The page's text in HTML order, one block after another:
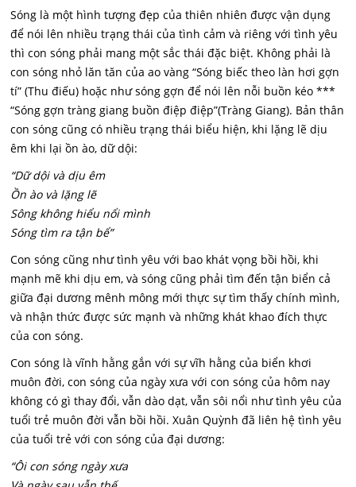
Sóng là một hình tượng đẹp của thiên nhiên được vận dụng
để nói lên nhiều trạng thái của tình cảm và riêng với tình yêu
thì con sóng phải mang một sắc thái đặc biệt. Không phải là
con sóng nhỏ lăn tăn của ao vàng “Sóng biếc theo làn hơi gợn
tí” (Thu điếu) hoặc như sóng gợn để nói lên nỗi buồn kéo ***
“Sóng gợn tràng giang buồn điệp điệp”(Tràng Giang). Bản thân
con sóng cũng có nhiều trạng thái biểu hiện, khi lặng lẽ dịu
êm khi lại ồn ào, dữ dội:
“Dữ dội và dịu êm
Ồn ào và lặng lẽ
Sông không hiểu nổi mình
Sóng tìm ra tận bể”
Con sóng cũng như tình yêu với bao khát vọng bồi hồi, khi
mạnh mẽ khi dịu em, và sóng cũng phải tìm đến tận biển cả
giữa đại dương mênh mông mới thực sự tìm thấy chính mình,
và nhận thức được sức mạnh và những khát khao đích thực
của con sóng.
Con sóng là vĩnh hằng gắn với sự vĩh hằng của biển khơi
muôn đời, con sóng của ngày xưa với con sóng của hôm nay
không có gì thay đổi, vẫn dào dạt, vẫn sôi nổi như tình yêu của
tuổi trẻ muôn đời vẫn bồi hồi. Xuân Quỳnh đã liên hệ tình yêu
của tuổi trẻ với con sóng của đại dương:
“Ôi con sóng ngày xưa